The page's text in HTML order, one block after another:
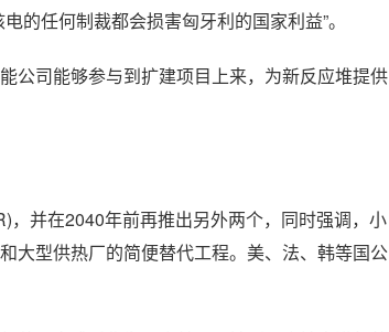
的任何制裁都会损害匈牙利的国家利益”。
公司能够参与到扩建项目上来，为新反应堆提供
，并在2040年前再推出另外两个，同时强调，小
大型供热厂的简便替代工程。美、法、韩等国公